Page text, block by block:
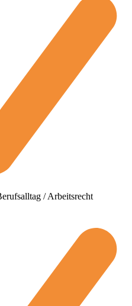
/ Arbeitsrecht